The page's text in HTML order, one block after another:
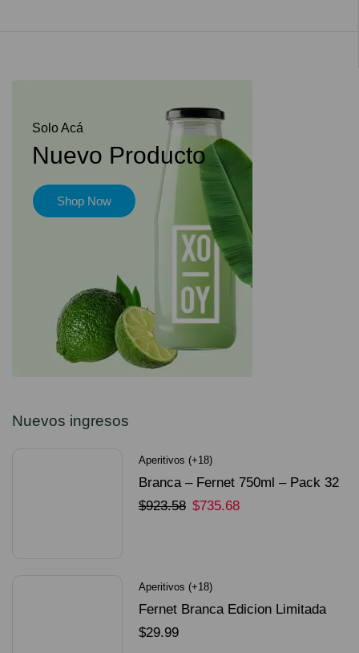
Solo Acá
Nuevo Producto
Shop Now
Nuevos ingresos
Aperitivos (+18)
Branca – Fernet 750ml – Pack 32
Unidades
$923.58 $735.68
Aperitivos (+18)
Fernet Branca Edicion Limitada
Dorado Mundial
$29.99